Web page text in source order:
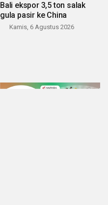
Bali ekspor 3,5 ton salak
gula pasir ke China
Kamis, 6 Agustus 2026